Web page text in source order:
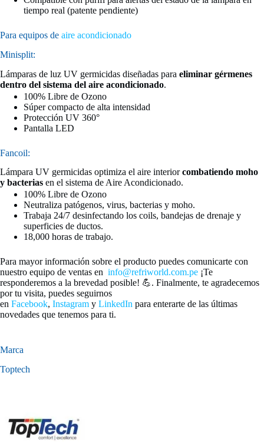
tiempo real (patente pendiente)
Para equipos de aire acondicionado
Minisplit:
Lámparas de luz UV germicidas diseñadas para eliminar gérmenes
dentro del sistema del aire acondicionado.
100% Libre de Ozono
Súper compacto de alta intensidad
Protección UV 360°
Pantalla LED
Fancoil:
Lámpara UV germicidas optimiza el aire interiorcombatiendo moho
y bacterias en el sistema de Aire Acondicionado.
100% Libre de Ozono
Neutraliza patógenos, virus, bacterias y moho.
Trabaja 24/7 desinfectando los coils, bandejas de drenaje y
superficies de ductos.
18,000 horas de trabajo.
Para mayor información sobre el producto puedes comunicarte con
nuestro equipo de ventas en info@refriworld.com.pe ¡Te
responderemos a la brevedad posible! 💪. Finalmente, te agradecemos
por tu visita, puedes seguirnos
en Facebook, Instagram y LinkedIn para enterarte de las últimas
novedades que tenemos para ti.
Marca
Toptech